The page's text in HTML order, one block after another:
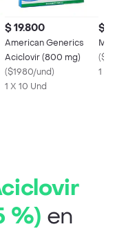
$ 19.800
American Generics
Aciclovir (800 mg)
($1980/und)
1 X 10 Und
$
Mk
(
1 X
%) en